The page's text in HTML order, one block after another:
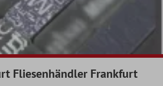
Fliesenhändler Frankfurt